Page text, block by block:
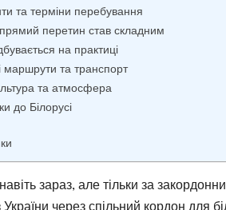
та терміни перебування
перетин став складним
на практиці
маршрути та транспорт
та атмосфера
до Білорусі
зараз, але тільки за
України через спільний кордон для